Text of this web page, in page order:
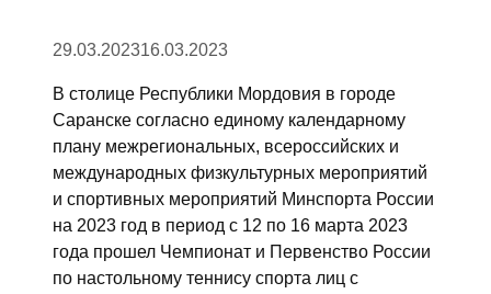
29.03.202316.03.2023
В столице Республики Мордовия в городе
Саранске согласно единому календарному
плану межрегиональных, всероссийских и
международных физкультурных мероприятий
и спортивных мероприятий Минспорта России
на 2023 год в период с 12 по 16 марта 2023
года прошел Чемпионат и Первенство России
по настольному теннису спорта лиц с